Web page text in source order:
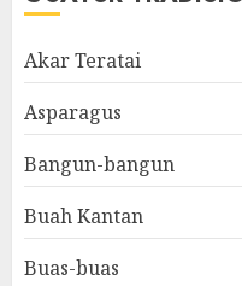
Akar Teratai
Asparagus
Bangun-bangun
Buah Kantan
Buas-buas